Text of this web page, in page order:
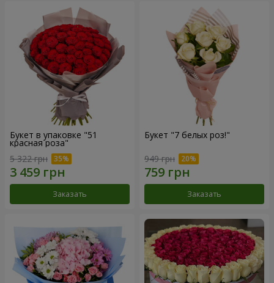
Букет в упаковке "51
красная роза"
5 322 грн
Заказать
Букет "7 белых роз!"
949 грн
Заказать